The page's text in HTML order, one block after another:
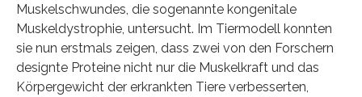
Muskelschwundes, die sogenannte kongenitale
Muskeldystrophie, untersucht. Im Tiermodell konnten
sie nun erstmals zeigen, dass zwei von den Forschern
designte Proteine nicht nur die Muskelkraft und das
Körpergewicht der erkrankten Tiere verbesserten,